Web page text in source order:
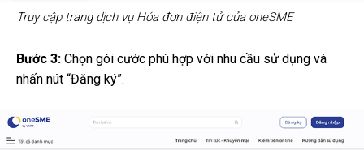
Truy cập trang dịch vụ Hóa đơn điện tử của oneSME
Bước 3: Chọn gói cước phù hợp với nhu cầu sử dụng và
nhấn nút “Đăng ký”.